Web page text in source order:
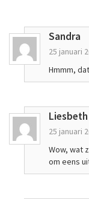
Sandra
25 januari
Hmmm,
Liesbeth
25 januari
Wow, wat
om eens